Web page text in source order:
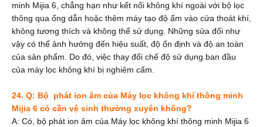
minh Mijia 6, chẳng hạn như kết nối không khí ngoài với bộ lọc
thông qua ống dẫn hoặc thêm máy tạo độ ẩm vào cửa thoát khí,
không tương thích và không thể sử dụng. Những sửa đổi như
vậy có thể ảnh hưởng đến hiệu suất, độ ổn định và độ an toàn
của sản phẩm. Do đó, việc thay đổi chế độ sử dụng ban đầu
của máy lọc không khí bị nghiêm cấm.
24. Q: Bộ
phát ion âm của Máy lọc không khí thông minh
Mijia 6 có cần vệ sinh thường xuyên không?
A: Có, bộ phát ion âm của Máy lọc không khí thông minh Mijia 6